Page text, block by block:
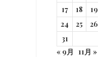
17
18 19
24
25 26
31
« 9月 11月 »